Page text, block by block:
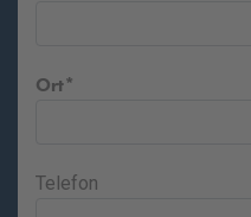
Ort
Telefon